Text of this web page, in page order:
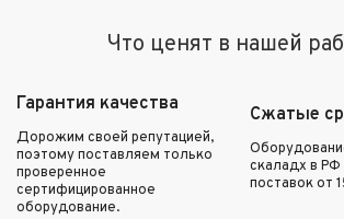
Что ценят в нашей
Гарантия качества
Дорожим своей репутацией,
поэтому поставляем только
проверенное
сертифицированное
оборудование.
Сжатые
скаладх в РФ
поставок от